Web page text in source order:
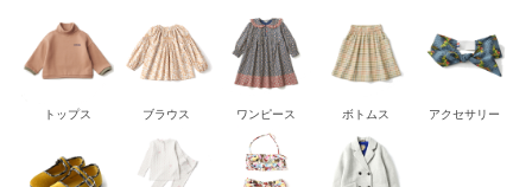
トップス ブラウス ワンピース ボトムス アクセサリー